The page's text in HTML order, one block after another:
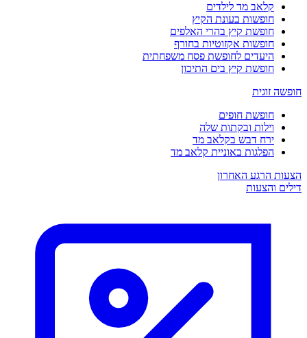
קלאב מד לילדים
חופשות בעונת הקיץ
חופשת קיץ בהרי האלפים
חופשות אקזוטיות בחורף
היעדים לחופשת פסח משפחתית
חופשת קיץ בים התיכון
חופשה זוגית
חופשת חופים
וילות ובקתות שלה
ירח דבש בקלאב מד
הפלגות באוניית קלאב מד
הצעות הרגע האחרון
דילים והצעות